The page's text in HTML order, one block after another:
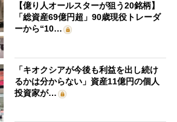
【億り人オールスターが狙う20銘柄】
「総資産69億円超」90歳現役トレーダ
ーから“10…
「キオクシアが今後も利益を出し続け
るかは分からない」資産11億円の個人
投資家が…